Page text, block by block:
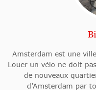
Amsterdam est une
Louer un vélo ne doit
de nouveaux
d’Amsterdam par